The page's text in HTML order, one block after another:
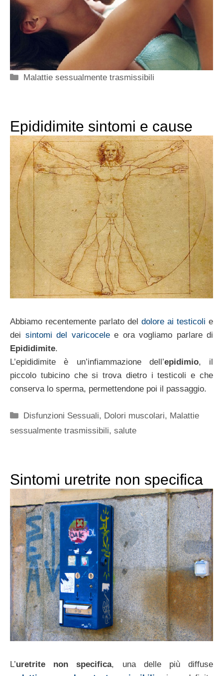
Categorie
Malattie sessualmente trasmissibili
Epididimite sintomi e cause
Abbiamo recentemente parlato del dolore ai testicoli e
dei sintomi del varicocelee ora vogliamo parlare di
Epididimite.
L’epididimite è un’infiammazione dell’epidimio, il
piccolo tubicino che si trova dietro i testicoli e che
conserva lo sperma, permettendone poi il passaggio.
Categorie
Disfunzioni Sessuali, Dolori muscolari, Malattie
sessualmente trasmissibili, salute
Sintomi uretrite non specifica
L’uretrite non specifica, una delle più diffuse